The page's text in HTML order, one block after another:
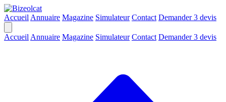
Accueil Annuaire Magazine Simulateur Contact Demander 3 devis
Accueil Annuaire Magazine Simulateur Contact Demander 3 devis